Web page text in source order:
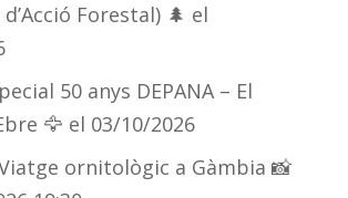
Forestal) 🌲 el
50 anys DEPANA – El
🦅 el 03/10/2026
ornitològic a Gàmbia 📸